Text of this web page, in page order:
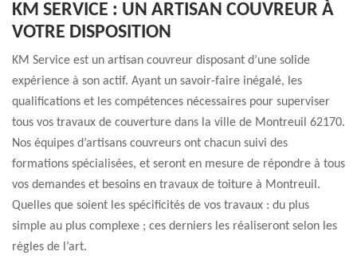
KM SERVICE : UN ARTISAN COUVREUR À
VOTRE DISPOSITION
KM Service est un artisan couvreur disposant d’une solide
expérience à son actif. Ayant un savoir-faire inégalé, les
qualifications et les compétences nécessaires pour superviser
tous vos travaux de couverture dans la ville de Montreuil 62170.
Nos équipes d’artisans couvreurs ont chacun suivi des
formations spécialisées, et seront en mesure de répondre à tous
vos demandes et besoins en travaux de toiture à Montreuil.
Quelles que soient les spécificités de vos travaux : du plus
simple au plus complexe ; ces derniers les réaliseront selon les
règles de l’art.